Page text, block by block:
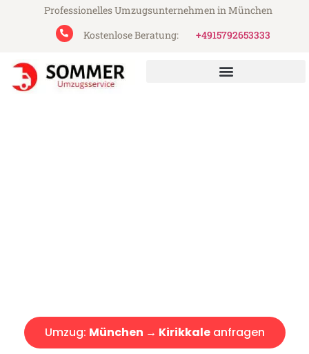
Professionelles Umzugsunternehmen in München
Kostenlose Beratung:
+4915792653333
Umzug: München → Kirikkaleanfragen